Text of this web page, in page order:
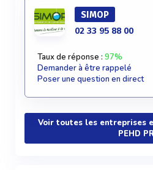
SIMOP
02 33 95 88 00
Taux de réponse : 97%
Demander à être rappelé
Poser une question en direct
Voir toutes les entreprises
PEHD